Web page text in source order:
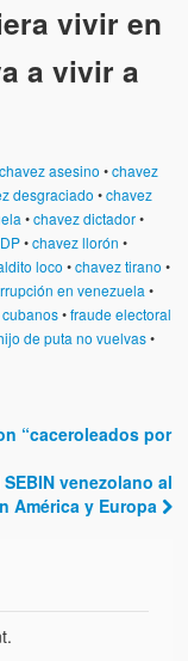
vivir en
a vivir a
chavez asesino •chavez
desgraciado •chavez
•chavez dictador•
•chavez llorón •
loco •chavez tirano •
en venezuela •
•fraude electoral
de puta no vuelvas•
“caceroleados por
venezolano al
América y Europa